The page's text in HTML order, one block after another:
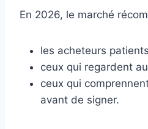
En 2026, le marché
les acheteurs
ceux qui regardent
ceux qui
avant de signer.